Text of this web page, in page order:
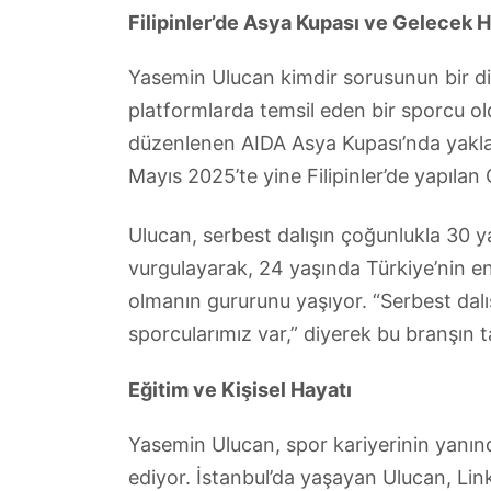
Filipinler’de Asya Kupası ve Gelecek
Yasemin Ulucan kimdir sorusunun bir
platformlarda temsil eden bir sporcu
düzenlenen AIDA Asya Kupası’nda
Mayıs 2025’te yine Filipinler’de yapılan
Ulucan, serbest dalışın çoğunlukla 30
vurgulayarak, 24 yaşında Türkiye’nin
olmanın gururunu yaşıyor. “Serbest
sporcularımız var,” diyerek bu branşın
Eğitim ve Kişisel Hayatı
Yasemin Ulucan, spor kariyerinin
ediyor. İstanbul’da yaşayan Ulucan,